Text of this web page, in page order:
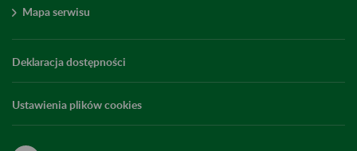
Mapa serwisu
Deklaracja dostępności
Ustawienia plików cookies